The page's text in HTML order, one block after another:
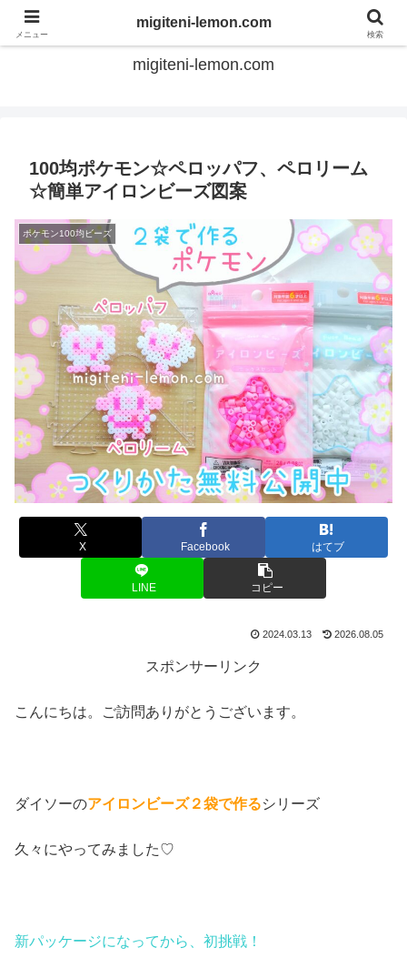
てのひらアイロンビーズ
migiteni-lemon.com
100均ポケモン☆ペロッパフ、ペロリーム
☆簡単アイロンビーズ図案
ポケモン100均ビーズ
X Facebook はてブ
LINE コピー
2024.03.13 2026.08.05
スポンサーリンク
こんにちは。ご訪問ありがとうございます。
ダイソーのアイロンビーズ２袋で作るシリーズ
久々にやってみました♡
新パッケージになってから、初挑戦！
メニュー
migiteni-lemon.com
検索